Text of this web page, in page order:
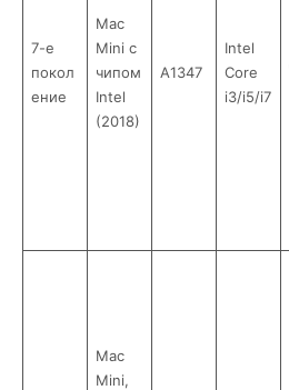
7-е
покол
ение
Mac
Mini с
чипом
Intel
(2018)
A1347
Intel
Core
i3/i5/i7
Mac
Mini,